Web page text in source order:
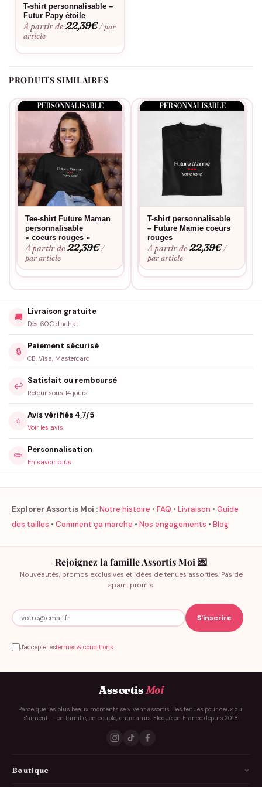
Choisir le T-shirt « Future Maman » d’Assortis Moi, c’est choisir
de porter votre bonheur avec fierté et élégance. Il est temps
T-shirt personnalisable –
Futur Papy étoile
À partir de22,39€ / par
article
PRODUITS SIMILAIRES
Tee-shirt Future Maman
personnalisable
« coeurs rouges »
À partir de22,39€ /
par article
T-shirt personnalisable
– Future Mamie coeurs
rouges
À partir de22,39€ /
par article
🚚
Livraison gratuite
Dès 60€ d'achat
🔒
Paiement sécurisé
CB, Visa, Mastercard
↩️
Satisfait ou remboursé
Retour sous 14 jours
⭐
Avis vérifiés 4,7/5
Voir les avis
✏️
Personnalisation
En savoir plus
Explorer Assortis Moi :Notre histoire • FAQ • Livraison • Guide
des tailles • Comment ça marche • Nos engagements • Blog
Rejoignez la famille Assortis Moi 💌
Nouveautés, promos exclusives et idées de tenues assorties. Pas de
spam, promis.
J'accepte lestermes & conditions
AssortisMoi
Parce que les plus beaux moments se vivent assortis. Des tenues pour ceux qui
s'aiment — en famille, en couple, entre amis. Floqué en France depuis 2018.
Boutique